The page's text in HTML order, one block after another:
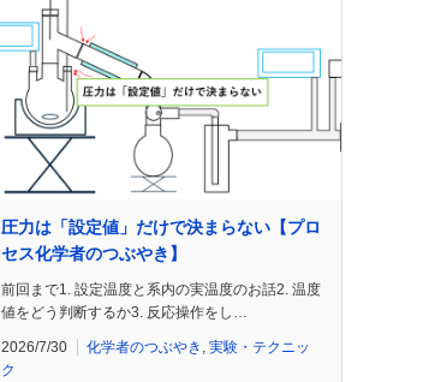
圧力は「設定値」だけで決まらない【プロ
セス化学者のつぶやき】
前回まで1. 設定温度と系内の実温度のお話2. 温度
値をどう判断するか3. 反応操作をし…
2026/7/30 化学者のつぶやき , 実験・テクニッ
ク